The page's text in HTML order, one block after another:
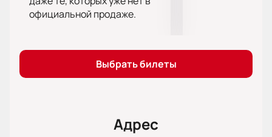
Покупайте билеты на оперу «Севильский
цирюльник» в Театре Станиславского и
красоту и магию этого изумительного
Александр Титель
официальной продаже.
Выбрать билеты
Адрес